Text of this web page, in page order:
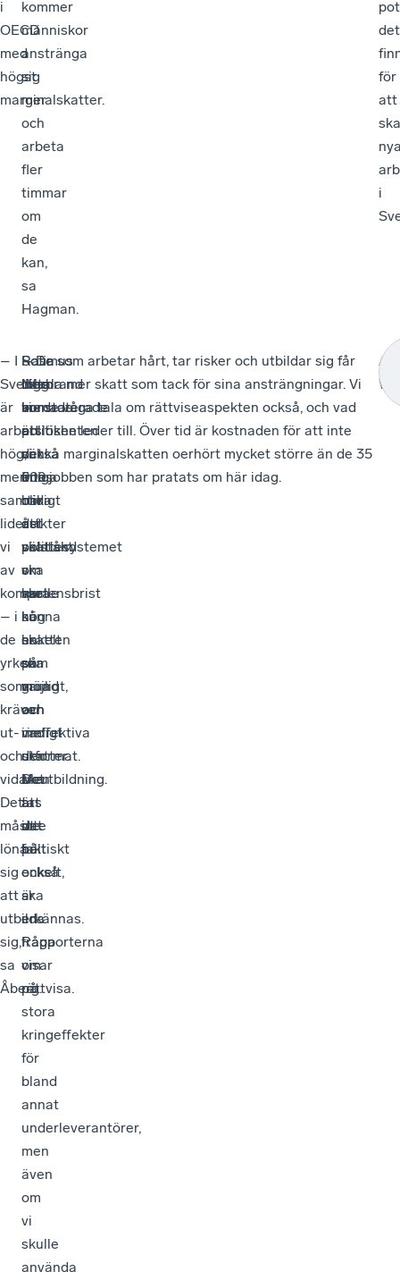
i
OECD
med
högst
marginalskatter.
kommer
människor
anstränga
sig
mer
och
arbeta
fler
timmar
om
de
kan,
sa
Hagman.
det
för
att
i
– I
Sverige
är
arbetslösheten
hög,
men
samtidigt
lider
vi
av
kompetensbrist
– i
de
yrken
som
kräver
ut-
och
vidareutbildning.
Det
måste
löna
sig
att
utbilda
sig,
sa
Åberg.
Rasmus
Ling
menade
att
det
finns
olika
åsikter
politiskt
om
hur
hög
skatten
ska
vara
och
vad
den
ska
tas
ut
på.
–
Men
vi
är
också
eniga
om
att
skattesystemet
ska
vara
så
enkelt
som
möjligt,
och
rimligt
utformat.
Det
är
inte
helt
enkelt,
ska
erkännas.
Rapporterna
visar
på
stora
kringeffekter
för
bland
annat
underleverantörer,
men
även
om
vi
skulle
använda
Sofia
Nerbrand
konstaterade
att
vi
inte
har
det
välstånd
vi
skulle
kunna
ha
på
grund
av
ineffektiva
skatter.
Men
att
det
faktiskt
också
är
en
fråga
om
rättvisa.
– De som arbetar hårt, tar risker och utbildar sig får
betala mer skatt som tack för sina ansträngningar. Vi
borde våga tala om rättviseaspekten också, och vad
politiken leder till. Över tid är kostnaden för att inte
sänka marginalskatten oerhört mycket större än de 35
000 jobben som har pratats om här idag.